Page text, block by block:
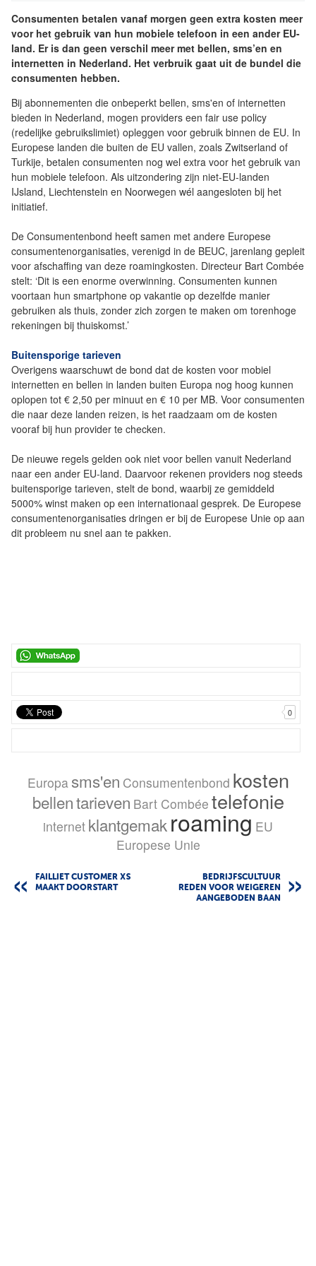
Consumenten betalen vanaf morgen geen extra kosten meer
voor het gebruik van hun mobiele telefoon in een ander EU-
land. Er is dan geen verschil meer met bellen, sms’en en
internetten in Nederland. Het verbruik gaat uit de bundel die
consumenten hebben.
Bij abonnementen die onbeperkt bellen, sms'en of internetten
bieden in Nederland, mogen providers een fair use policy
(redelijke gebruikslimiet) opleggen voor gebruik binnen de EU. In
Europese landen die buiten de EU vallen, zoals Zwitserland of
Turkije, betalen consumenten nog wel extra voor het gebruik van
hun mobiele telefoon. Als uitzondering zijn niet-EU-landen
IJsland, Liechtenstein en Noorwegen wél aangesloten bij het
initiatief.
De Consumentenbond heeft samen met andere Europese
consumentenorganisaties, verenigd in de BEUC, jarenlang gepleit
voor afschaffing van deze roamingkosten. Directeur Bart Combée
stelt: ‘Dit is een enorme overwinning. Consumenten kunnen
voortaan hun smartphone op vakantie op dezelfde manier
gebruiken als thuis, zonder zich zorgen te maken om torenhoge
rekeningen bij thuiskomst.’
Buitensporige tarieven
Overigens waarschuwt de bond dat de kosten voor mobiel
internetten en bellen in landen buiten Europa nog hoog kunnen
oplopen tot € 2,50 per minuut en € 10 per MB. Voor consumenten
die naar deze landen reizen, is het raadzaam om de kosten
vooraf bij hun provider te checken.
De nieuwe regels gelden ook niet voor bellen vanuit Nederland
naar een ander EU-land. Daarvoor rekenen providers nog steeds
buitensporige tarieven, stelt de bond, waarbij ze gemiddeld
5000% winst maken op een internationaal gesprek. De Europese
consumentenorganisaties dringen er bij de Europese Unie op aan
dit probleem nu snel aan te pakken.
0
Europa sms'en Consumentenbond kosten
bellentarieven Bart Combée telefonie
internet klantgemakroaming EU
Europese Unie
FAILLIET CUSTOMER XS
MAAKT DOORSTART
BEDRIJFSCULTUUR
REDEN VOOR WEIGEREN
AANGEBODEN BAAN